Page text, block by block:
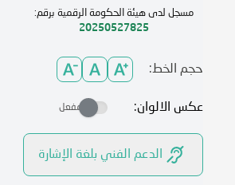
مسجل لدى هيئة الحكومة الرقمية برقم:
20250527825
حجم الخط:
عكس الالوان: مفعل
الدعم الفني بلغة الإشارة